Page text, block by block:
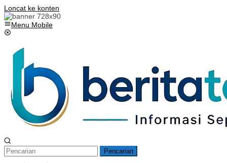
Loncat ke konten
Menu Mobile
Pencarian